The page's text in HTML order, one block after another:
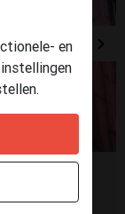
en
en zoek je